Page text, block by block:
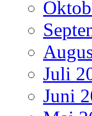
Juli
Juni